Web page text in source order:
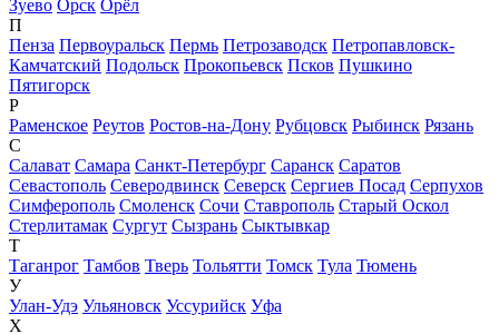
Зуево Орск Орёл
П
Пенза Первоуральск Пермь Петрозаводск Петропавловск-
Камчатский Подольск Прокопьевск Псков Пушкино
Пятигорск
Р
Раменское Реутов Ростов-на-Дону Рубцовск Рыбинск Рязань
С
Салават Самара Санкт-Петербург Саранск Саратов
Севастополь Северодвинск Северск Сергиев Посад Серпухов
Симферополь Смоленск Сочи Ставрополь Старый Оскол
Стерлитамак Сургут Сызрань Сыктывкар
Т
Таганрог Тамбов Тверь Тольятти Томск Тула Тюмень
У
Улан-Удэ Ульяновск Уссурийск Уфа
Х